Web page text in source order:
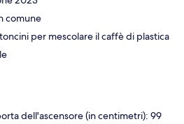
comune
per mescolare il caffè di plastica
dell'ascensore (in centimetri): 99